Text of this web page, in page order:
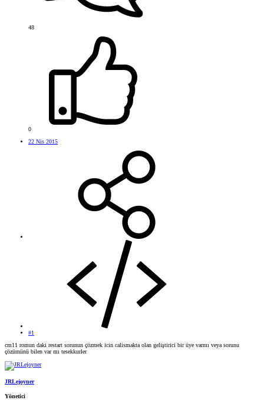
48
0
22 Nis 2015
#1
cm11 romun daki restart sorunun çözmek icin calismakta olan geliştirici bir üye varmı veya sorunu
çözümünü bilen var mı tesekkurler
JRLejoyner
Yönetici